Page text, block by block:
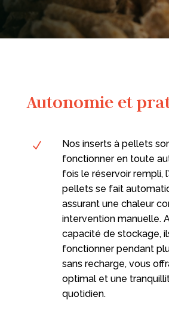
Autonomie et
N
Nos inserts à pellets
fonctionner en toute
fois le réservoir rempli,
pellets se fait
assurant une chaleur
intervention manuelle.
capacité de stockage,
fonctionner pendant
sans recharge, vous
optimal et une
quotidien.